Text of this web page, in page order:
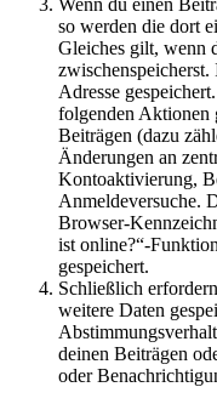
so werden die dort
Gleiches gilt, wenn
Adresse
folgenden Aktionen
Beiträgen (dazu
Änderungen an
Kontoaktivierung,
Anmeldeversuche.
Browser-
ist online?“-
gespeichert.
Schließlich
weitere Daten
deinen Beiträgen
oder